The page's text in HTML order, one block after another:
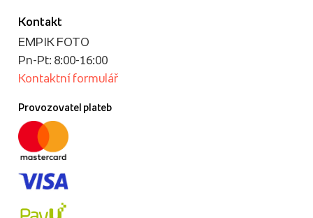
Kontakt
EMPIK FOTO
Pn-Pt: 8:00-16:00
Kontaktní formulář
Provozovatel plateb